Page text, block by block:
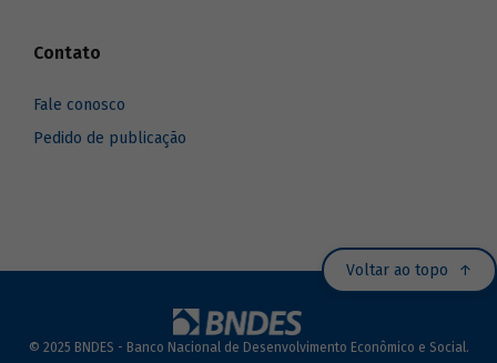
Contato
Fale conosco
Pedido de publicação
Voltar ao topo
© 2025 BNDES - Banco Nacional de Desenvolvimento Econômico e Social.